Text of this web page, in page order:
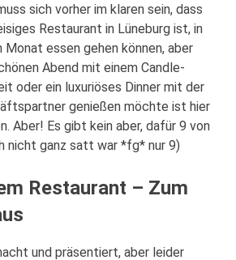
sich vorher im klaren sein, dass
Restaurant in Lüneburg ist, in
essen gehen können, aber
Abend mit einem Candle-
oder ein luxuriöses Dinner mit der
genießen möchte ist hier
Aber! Es gibt kein aber, dafür 9 von
nicht ganz satt war *fg* nur 9)
Restaurant – Zum
und präsentiert, aber leider